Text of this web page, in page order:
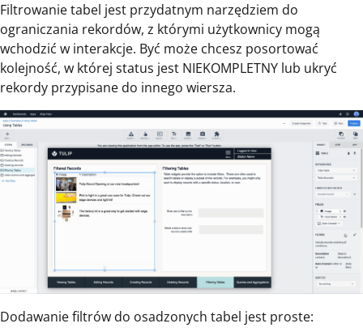
Filtrowanie tabel jest przydatnym narzędziem do
ograniczania rekordów, z którymi użytkownicy mogą
wchodzić w interakcje. Być może chcesz posortować
kolejność, w której status jest NIEKOMPLETNY lub ukryć
rekordy przypisane do innego wiersza.
Dodawanie filtrów do osadzonych tabel jest proste: